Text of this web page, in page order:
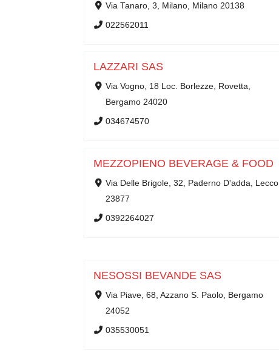
Via Tanaro, 3, Milano, Milano 20138
022562011
LAZZARI SAS
Via Vogno, 18 Loc. Borlezze, Rovetta,
Bergamo 24020
034674570
MEZZOPIENO BEVERAGE & FOOD
Via Delle Brigole, 32, Paderno D'adda, Lecco
23877
0392264027
NESOSSI BEVANDE SAS
Via Piave, 68, Azzano S. Paolo, Bergamo
24052
035530051